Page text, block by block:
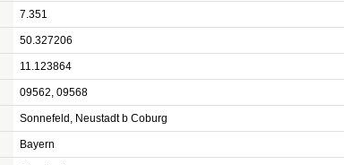
7.351
50.327206
11.123864
09562, 09568
Sonnefeld, Neustadt b Coburg
Bayern